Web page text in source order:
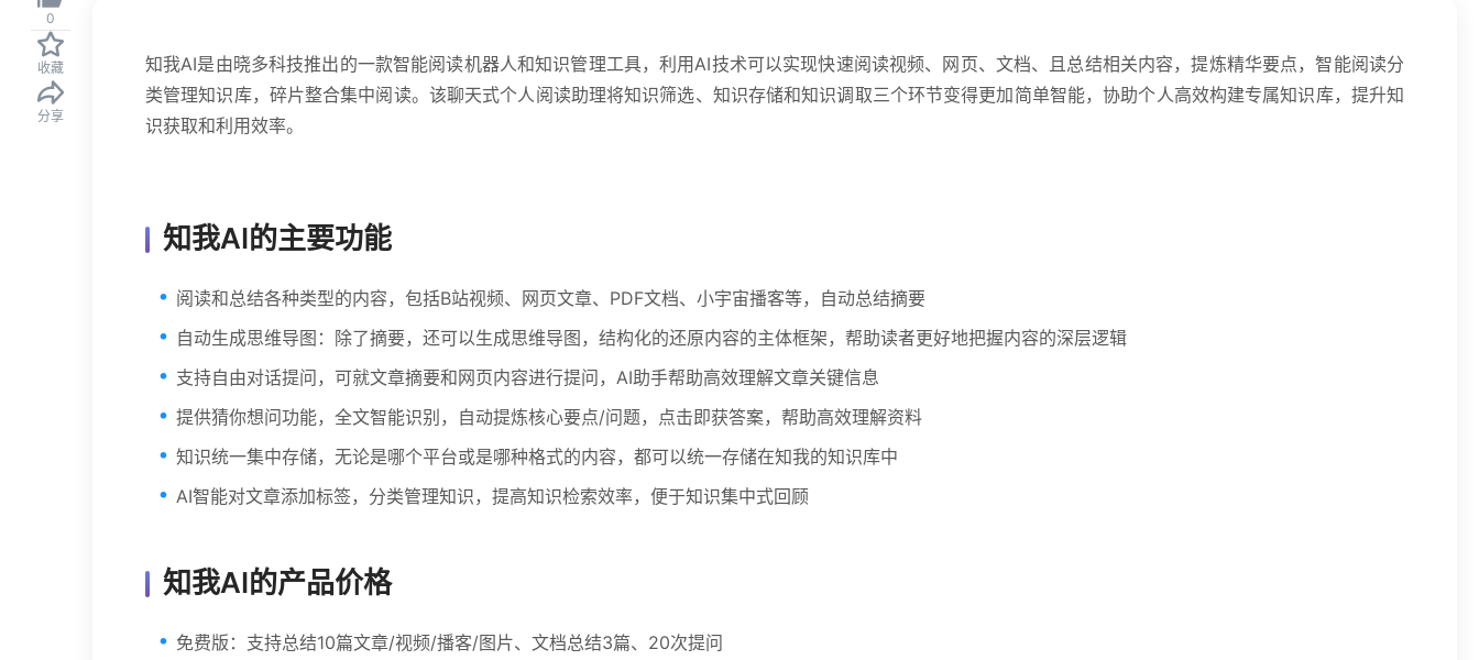
0
收藏
分享
知我AI是由晓多科技推出的一款智能阅读机器人和知识管理工具，利用AI技术可以实现快速阅读视频、网页、文档、且总结相关内容，提炼精华要点，智能阅读分
类管理知识库，碎片整合集中阅读。该聊天式个人阅读助理将知识筛选、知识存储和知识调取三个环节变得更加简单智能，协助个人高效构建专属知识库，提升知
识获取和利用效率。
知我AI的主要功能
阅读和总结各种类型的内容，包括B站视频、网页文章、PDF文档、小宇宙播客等，自动总结摘要
自动生成思维导图：除了摘要，还可以生成思维导图，结构化的还原内容的主体框架，帮助读者更好地把握内容的深层逻辑
支持自由对话提问，可就文章摘要和网页内容进行提问，AI助手帮助高效理解文章关键信息
提供猜你想问功能，全文智能识别，自动提炼核心要点/问题，点击即获答案，帮助高效理解资料
知识统一集中存储，无论是哪个平台或是哪种格式的内容，都可以统一存储在知我的知识库中
AI智能对文章添加标签，分类管理知识，提高知识检索效率，便于知识集中式回顾
知我AI的产品价格
免费版：支持总结10篇文章/视频/播客/图片、文档总结3篇、20次提问